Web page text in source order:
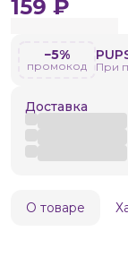
159 ₽
−5%
промокод При
Доставка
О товаре